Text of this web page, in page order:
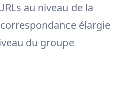
au niveau de la
élargie
du groupe